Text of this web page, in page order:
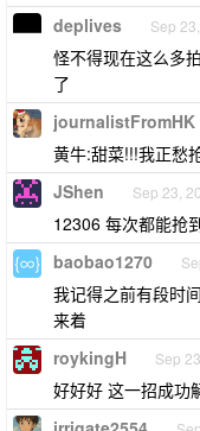
deplives Sep
怪不得现在这么多
了
journalistFromHK
黄牛:甜菜!!!我正愁
JShen Sep 23,
12306 每次都能抢
baobao1270
我记得之前有段时
来着
roykingH Sep
好好好 这一招成功